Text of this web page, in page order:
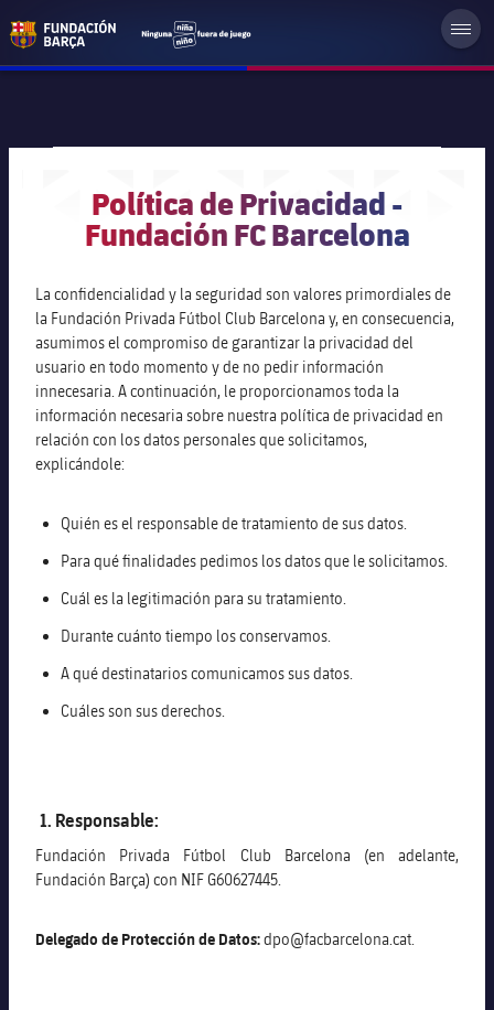
Política de Privacidad -
Fundación FC Barcelona
La confidencialidad y la seguridad son valores primordiales de
la Fundación Privada Fútbol Club Barcelona y, en consecuencia,
asumimos el compromiso de garantizar la privacidad del
usuario en todo momento y de no pedir información
innecesaria. A continuación, le proporcionamos toda la
información necesaria sobre nuestra política de privacidad en
relación con los datos personales que solicitamos,
explicándole:
Quién es el responsable de tratamiento de sus datos.
Para qué finalidades pedimos los datos que le solicitamos.
Cuál es la legitimación para su tratamiento.
Durante cuánto tiempo los conservamos.
A qué destinatarios comunicamos sus datos.
Cuáles son sus derechos.
1. Responsable:
Fundación Privada Fútbol Club Barcelona (en adelante,
Fundación Barça) con NIF G60627445.
Delegado de Protección de Datos:dpo@facbarcelona.cat.